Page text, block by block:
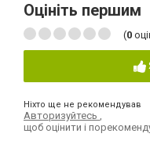
Оцініть першим
(0
Ніхто ще не рекомендував
Авторизуйтесь
щоб оцінити і